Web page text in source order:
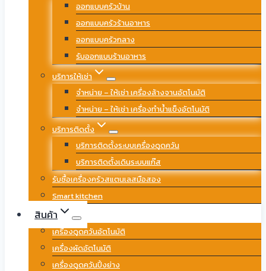
ออกแบบครัวบ้าน
ออกแบบครัวร้านอาหาร
ออกแบบครัวกลาง
รับออกแบบร้านอาหาร
บริการให้เช่า
จำหน่าย – ให้เช่า เครื่องล้างจานอัตโนมัติ
จำหน่าย – ให้เช่า เครื่องทำน้ำแข็งอัตโนมัติ
บริการติดตั้ง
บริการติดตั้งระบบเครื่องดูดควัน
บริการติดตั้งเดินระบบแก๊ส
รับซื้อเครื่องครัวสแตนเลสมือสอง
Smart kitchen
สินค้า
เครื่องดูดควันอัตโนมัติ
เครื่องผัดอัตโนมัติ
เครื่องดูดควันปิ้งย่าง